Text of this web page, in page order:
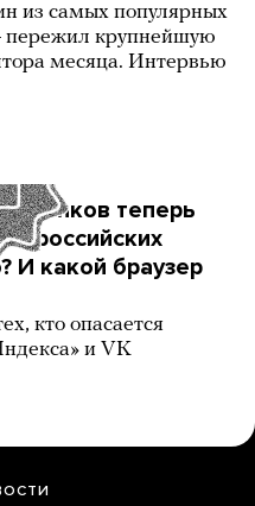
из самых популярных
пережил крупнейшую
месяца. Интервью
банков теперь
в российских
И какой браузер
кто опасается
и VK